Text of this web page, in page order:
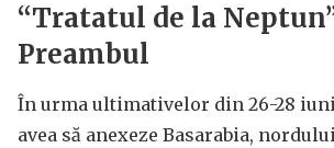
“Tratatul de la
Preambul
În urma ultimativelor din 26-28 iunie
avea să anexeze Basarabia,